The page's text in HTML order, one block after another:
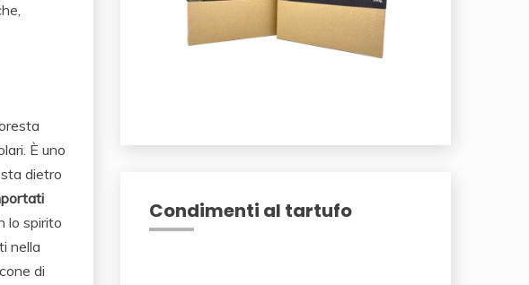
È uno
dietro
lo spirito
nella
di
Condimenti al tartufo